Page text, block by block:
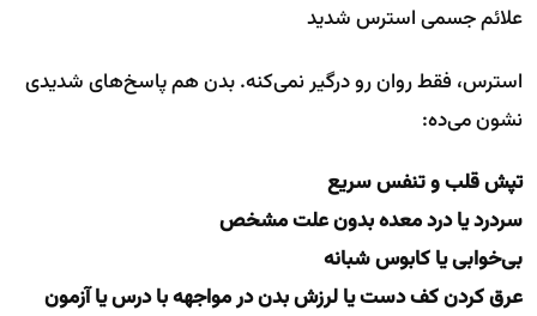
علائم جسمی استرس شدید
استرس، فقط روان رو درگیر نمی‌کنه. بدن هم پاسخ‌های شدیدی
نشون می‌ده:
تپش قلب و تنفس سریع
سردرد یا درد معده بدون علت مشخص
بی‌خوابی یا کابوس شبانه
عرق کردن کف دست یا لرزش بدن در مواجهه با درس یا آزمون